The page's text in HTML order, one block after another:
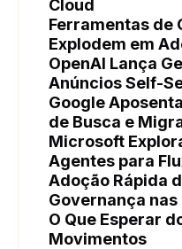
Cloud
Ferramentas de
Explodem em
OpenAI Lança
Anúncios Self-
Google
de Busca e
Microsoft
Agentes para
Adoção Rápida
Governança
O Que Esperar
Movimentos